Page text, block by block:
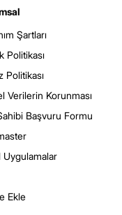
Şartları
Politikası
Politikası
Verilerin Korunması
Başvuru Formu
Uygulamalar
Ekle